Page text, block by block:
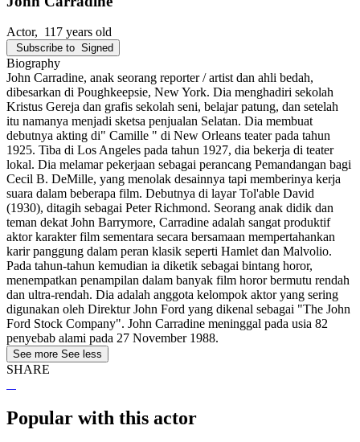
Actor, 117 years old
Subscribe to Signed
Biography
John Carradine, anak seorang reporter / artist dan ahli bedah,
dibesarkan di Poughkeepsie, New York. Dia menghadiri sekolah
Kristus Gereja dan grafis sekolah seni, belajar patung, dan setelah
itu namanya menjadi sketsa penjualan Selatan. Dia membuat
debutnya akting di" Camille " di New Orleans teater pada tahun
1925. Tiba di Los Angeles pada tahun 1927, dia bekerja di teater
lokal. Dia melamar pekerjaan sebagai perancang Pemandangan bagi
Cecil B. DeMille, yang menolak desainnya tapi memberinya kerja
suara dalam beberapa film. Debutnya di layar Tol'able David
(1930), ditagih sebagai Peter Richmond. Seorang anak didik dan
teman dekat John Barrymore, Carradine adalah sangat produktif
aktor karakter film sementara secara bersamaan mempertahankan
karir panggung dalam peran klasik seperti Hamlet dan Malvolio.
Pada tahun-tahun kemudian ia diketik sebagai bintang horor,
menempatkan penampilan dalam banyak film horor bermutu rendah
dan ultra-rendah. Dia adalah anggota kelompok aktor yang sering
digunakan oleh Direktur John Ford yang dikenal sebagai "The John
Ford Stock Company". John Carradine meninggal pada usia 82
penyebab alami pada 27 November 1988.
See more See less
SHARE
Popular with this actor